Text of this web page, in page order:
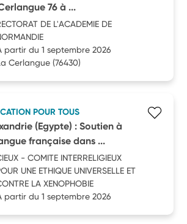
76 à ...
DE L'ACADEMIE DE
partir du 1 septembre 2026
Cerlangue (76430)
POUR TOUS
(Egypte) : Soutien à
française dans ...
- COMITE INTERRELIGIEUX
UNE ETHIQUE UNIVERSELLE ET
LA XENOPHOBIE
partir du 1 septembre 2026